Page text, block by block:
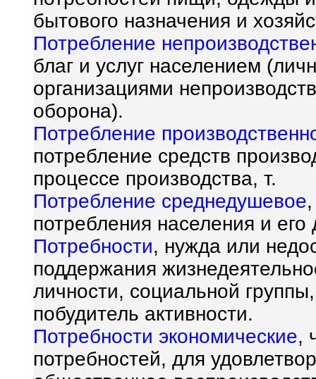
бытового назначения и
Потребление
благ и услуг населением
организациями
оборона).
Потребление
потребление средств
процессе производства, т.
Потребление среднедушевое
потребления населения и его
Потребности, нужда или
поддержания
личности, социальной
побудитель активности.
Потребности экономические,
потребностей, для